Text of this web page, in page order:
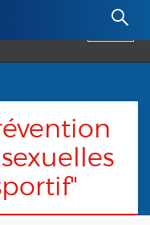
: Retour à l'accueil